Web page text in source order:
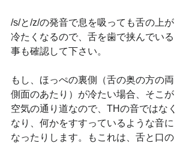
/s/と/z/の発音で息を吸っても舌の上が
冷たくなるので、舌を歯で挟んでいる
事も確認して下さい。
もし、ほっぺの裏側（舌の奥の方の両
側面のあたり）が冷たい場合、そこが
空気の通り道なので、THの音ではなく
なり、何かをすすっているような音に
なったりします。もこれは、舌と口の